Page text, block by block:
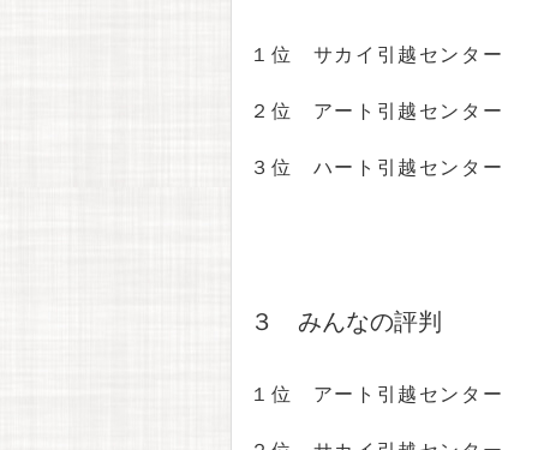
１位 サカイ引越センター
２位 アート引越センター
３位 ハート引越センター
３ みんなの評判
１位 アート引越センター